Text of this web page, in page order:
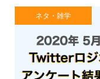
ネタ・雑学